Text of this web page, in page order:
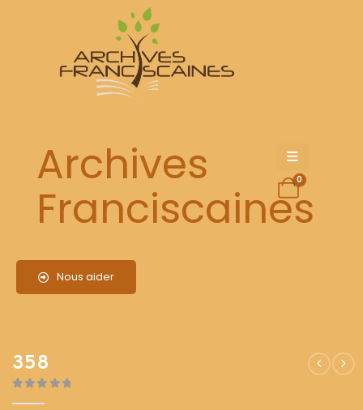
Archives
Franciscaines
Nous aider
0
358